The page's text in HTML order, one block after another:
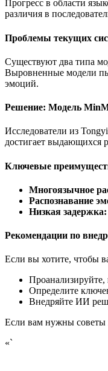
Прогресс в области
различия в
Проблемы текущих
Существуют два типа
Выровненные модели
эмоций.
Решение: Модель
Исследователи из
достигает выдающихся
Ключевые
Многоязычное
Распознавание
Низкая задержка:
Рекомендации по
Если вы хотите, чтобы
Определите
Внедряйте ИИ
Если вам нужны
«`